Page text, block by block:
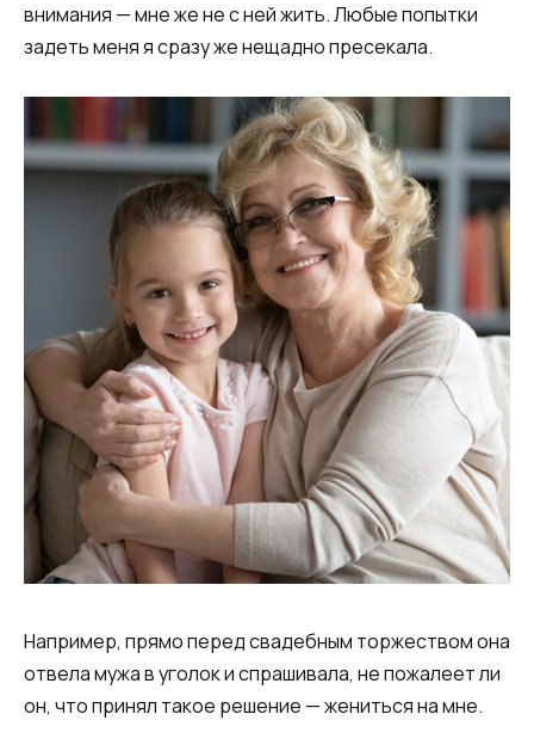
внимания — мне же не с ней жить. Любые попытки
задеть меня я сразу же нещадно пресекала.
Например, прямо перед свадебным торжеством она
отвела мужа в уголок и спрашивала, не пожалеет ли
он, что принял такое решение — жениться на мне.